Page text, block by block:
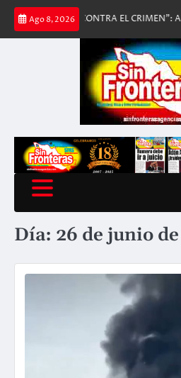
Saltar
contenido
Ago 8, 2026
CONTRA EL CRIMEN”: ABELARDO DE
Día: 26 de junio